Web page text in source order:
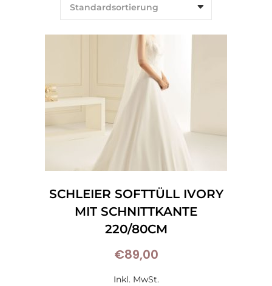
Standardsortierung
SCHLEIER SOFTTÜLL IVORY
MIT SCHNITTKANTE
220/80CM
€89,00
Inkl. MwSt.